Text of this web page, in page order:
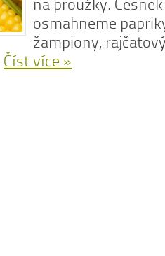
na proužky.
osmahneme
žampiony,
Číst více »